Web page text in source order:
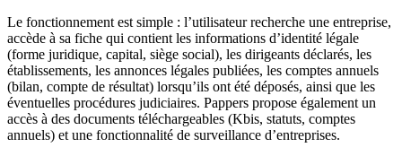
Le fonctionnement est simple : l’utilisateur recherche une entreprise,
accède à sa fiche qui contient les informations d’identité légale
(forme juridique, capital, siège social), les dirigeants déclarés, les
établissements, les annonces légales publiées, les comptes annuels
(bilan, compte de résultat) lorsqu’ils ont été déposés, ainsi que les
éventuelles procédures judiciaires. Pappers propose également un
accès à des documents téléchargeables (Kbis, statuts, comptes
annuels) et une fonctionnalité de surveillance d’entreprises.